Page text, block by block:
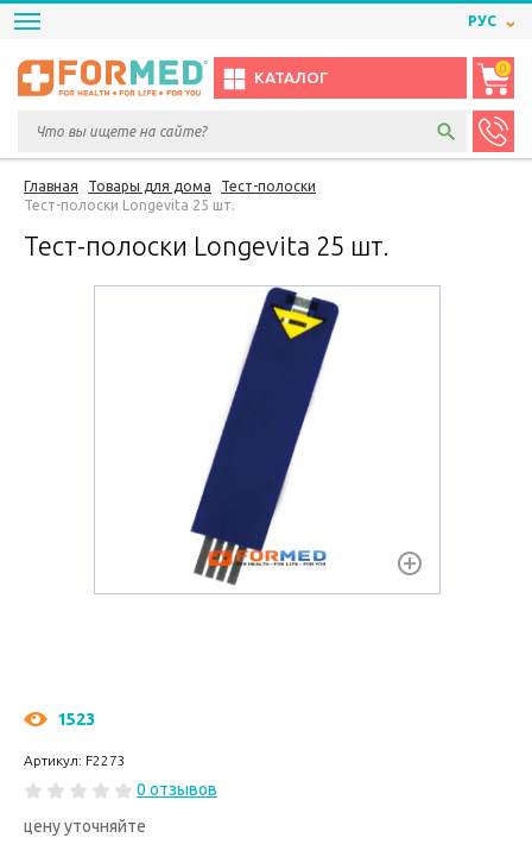
РУС
КАТАЛОГ
0
Главная Товары для дома
Тест-полоски
Тест-полоски Longevita 25 шт.
Тест-полоски Longevita 25 шт.
1523
Артикул: F2273
0 отзывов
цену уточняйте